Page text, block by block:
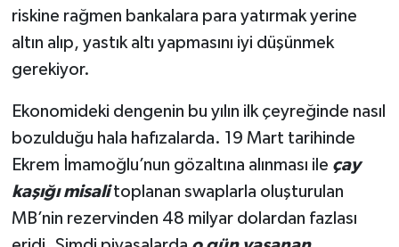
riskine rağmen bankalara para yatırmak yerine
altın alıp, yastık altı yapmasını iyi düşünmek
gerekiyor.
Ekonomideki dengenin bu yılın ilk çeyreğinde nasıl
bozulduğu hala hafızalarda. 19 Mart tarihinde
Ekrem İmamoğlu’nun gözaltına alınması ile çay
kaşığı misalitoplanan swaplarla oluşturulan
MB’nin rezervinden 48 milyar dolardan fazlası